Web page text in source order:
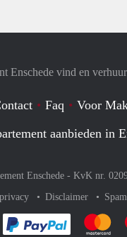
Enschede vind en
Faq
Voor
aanbieden in
Enschede - KvK nr.
Disclaimer
Je rekent